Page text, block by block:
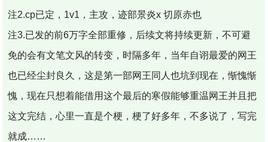
注2.cp已定，1v1，主攻，迹部景炎x 切原赤也
注3.已发的前6万字全部重修，后续文将持续更新，不可避
免的会有文笔文风的转变，时隔多年，当年自诩最爱的网王
也已经尘封良久，这是第一部网王同人也坑到现在，惭愧惭
愧，现在只想着能借用这个最后的寒假能够重温网王并且把
这文完结，心里一直是个梗，梗了好多年，不多说了，写完
就成……